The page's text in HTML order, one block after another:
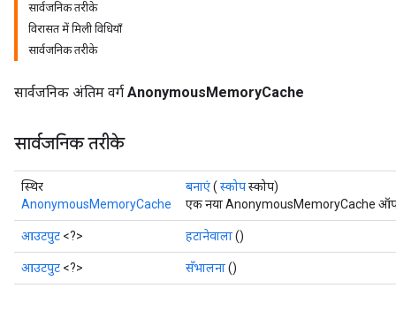
सार्वजनिक तरीके
विरासत में मिली विधियाँ
सार्वजनिक तरीके
सार्वजनिक अंतिम वर्ग AnonymousMemoryCache
सार्वजनिक तरीके
स्थिर
AnonymousMemoryCache
बनाएं( स्कोपस्कोप)
एक नया AnonymousMemoryCache
आउटपुट <?> हटानेवाला()
आउटपुट <?> सँभालना()